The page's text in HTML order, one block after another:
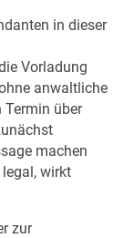
in dieser
Vorladung
anwaltliche
Termin über
machen
wirkt
zur